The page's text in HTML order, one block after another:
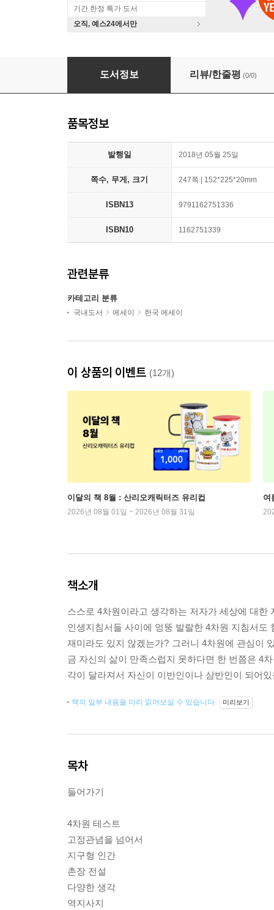
기간 한정 특가 도서
오직, 예스24에서만
4차원의 행복 찾기
도서정보 리뷰/한줄평 (0/0)
품목정보
발행일 2018년 05월 25일
쪽수, 무게, 크기 247쪽 | 152*225*20mm
ISBN13 9791162751336
ISBN10 1162751339
관련분류
카테고리 분류
국내도서 에세이 한국 에세이
이 상품의 이벤트 (12개)
이달의 책 8월 : 산리오캐릭터즈 유리컵
2026년 08월 01일 ~ 2026년 08월 31일
여
책소개
스스로 4차원이라고 생각하는 저자가 세상에 대
인생지침서들 사이에 엉뚱 발랄한 4차원 지침서
재미라도 있지 않겠는가? 그러니 4차원에 관심이
금 자신의 삶이 만족스럽지 못하다면 한 번쯤은 4
각이 달라져서 자신이 이반인이나 삼반인이 되어
책의 일부 내용을 미리 읽어보실 수 있습니다. 미리보기
목차
들어가기
4차원 테스트
고정관념을 넘어서
지구형 인간
촌장 전설
다양한 생각
역지사지